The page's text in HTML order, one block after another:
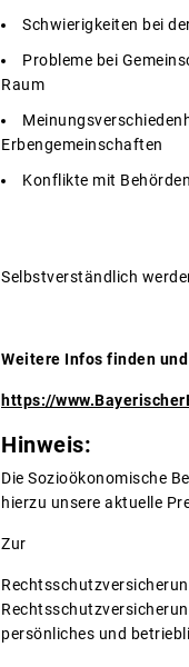
Schwierigkeiten bei
Probleme bei
Raum
Erbengemeinschaften
Konflikte mit
Selbstverständlich
Weitere Infos finden
https://
Hinweis:
Die Sozioökonomische
hierzu unsere aktuelle
Zur
persönliches und